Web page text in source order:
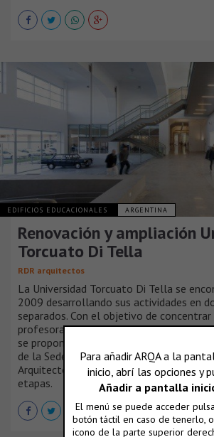
EDIFICIOS EDUCACIONALES ARGENTINA
Renovación y ampliación
Torcuato Di Tella
RDR arquitectos
La Universidad Torcuato Di Tella se
2009 desarrollando sus actividades en
separados. Con el objetivo de
profesorado, y personal administrativo
se proponen obras de renovación y
de la Sede Alcorta. El máster plan
Arquitectos plantea el desarrollo de las
etapas.